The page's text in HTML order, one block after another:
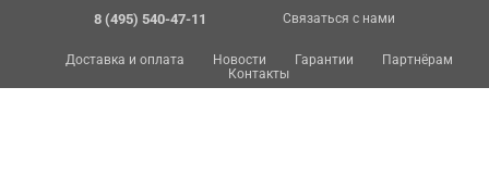
8 (495) 540-47-11 Связаться с нами
Доставка и оплата Новости Гарантии
Партнёрам
Контакты